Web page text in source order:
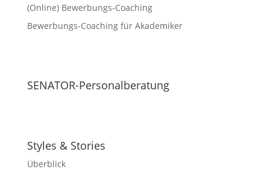
(Online) Bewerbungs-Coaching
Bewerbungs-Coaching für Akademiker
SENATOR-Personalberatung
Styles & Stories
Überblick